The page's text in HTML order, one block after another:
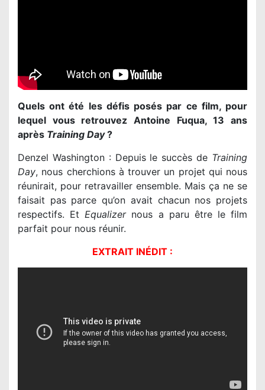
Quels ont été les défis posés par ce film, pour
lequel vous retrouvez Antoine Fuqua, 13 ans
après Training Day?
Denzel Washington : Depuis le succès de Training
Day, nous cherchions à trouver un projet qui nous
réunirait, pour retravailler ensemble. Mais ça ne se
faisait pas parce qu’on avait chacun nos projets
respectifs. EtEqualizernous a paru être le film
parfait pour nous réunir.
EXTRAIT INÉDIT :